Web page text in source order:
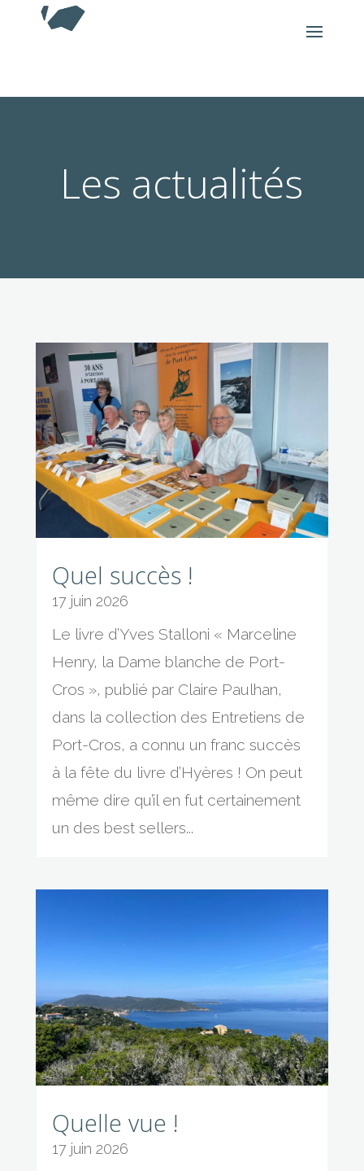
Les actualités
Quel succès !
17 juin 2026
Le livre d’Yves Stalloni « Marceline
Henry, la Dame blanche de Port-
Cros », publié par Claire Paulhan,
dans la collection des Entretiens de
Port-Cros, a connu un franc succès
à la fête du livre d’Hyères ! On peut
même dire qu’il en fut certainement
un des best sellers...
Quelle vue !
17 juin 2026